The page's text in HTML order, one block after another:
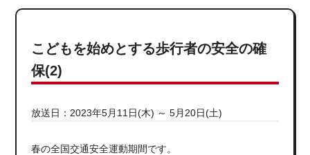
こどもを始めとする歩行者の安全の確
保(2)
放送日：2023年5月11日(木) ～ 5月20日(土)
春の全国交通安全運動期間です。